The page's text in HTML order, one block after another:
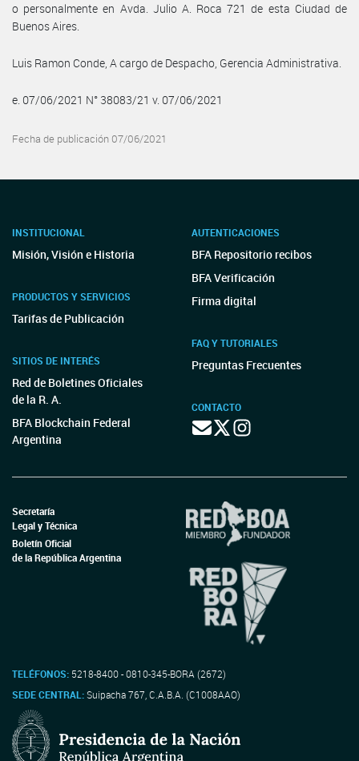
o personalmente en Avda. Julio A. Roca 721 de esta Ciudad de
Buenos Aires.
Luis Ramon Conde, A cargo de Despacho, Gerencia Administrativa.
e. 07/06/2021 N° 38083/21 v. 07/06/2021
Fecha de publicación 07/06/2021
INSTITUCIONAL
Misión, Visión e Historia
PRODUCTOS Y SERVICIOS
Tarifas de Publicación
SITIOS DE INTERÉS
Red de Boletines Oficiales
de la R. A.
BFA Blockchain Federal
Argentina
AUTENTICACIONES
BFA Repositorio recibos
BFA Verificación
Firma digital
FAQ Y TUTORIALES
Preguntas Frecuentes
CONTACTO
Secretaría
Legal y Técnica
Boletín Oficial
de la República Argentina
TELÉFONOS: 5218-8400 - 0810-345-BORA (2672)
SEDE CENTRAL:Suipacha 767, C.A.B.A. (C1008AAO)